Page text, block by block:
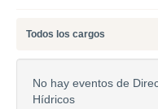
Todos los cargos
No hay eventos de
Hídricos